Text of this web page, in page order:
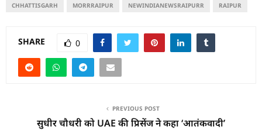
CHHATTISGARH MORRRAIPUR NEWINDIANEWSRAIPURR RAIPUR
SHARE 0
PREVIOUS POST
सुधीर चौधरी को UAE की प्रिसेंज ने कहा ‘आतंकवादी’